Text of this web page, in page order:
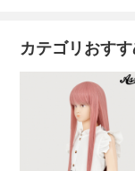
カテゴリおす